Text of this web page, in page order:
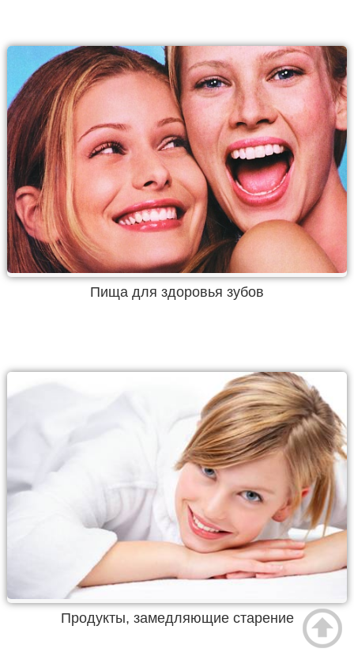
Пища для здоровья зубов
Продукты, замедляющие старение